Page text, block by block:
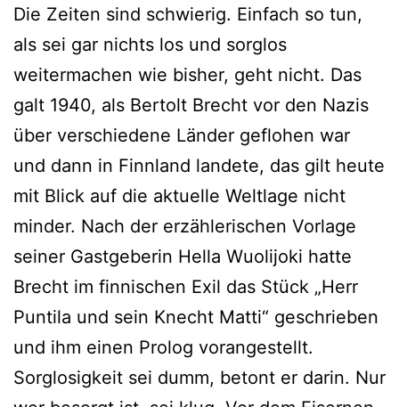
Die Zeiten sind schwierig. Einfach so tun,
als sei gar nichts los und sorglos
weitermachen wie bisher, geht nicht. Das
galt 1940, als Bertolt Brecht vor den Nazis
über verschiedene Länder geflohen war
und dann in Finnland landete, das gilt heute
mit Blick auf die aktuelle Weltlage nicht
minder. Nach der erzählerischen Vorlage
seiner Gastgeberin Hella Wuolijoki hatte
Brecht im finnischen Exil das Stück „Herr
Puntila und sein Knecht Matti“ geschrieben
und ihm einen Prolog vorangestellt.
Sorglosigkeit sei dumm, betont er darin. Nur